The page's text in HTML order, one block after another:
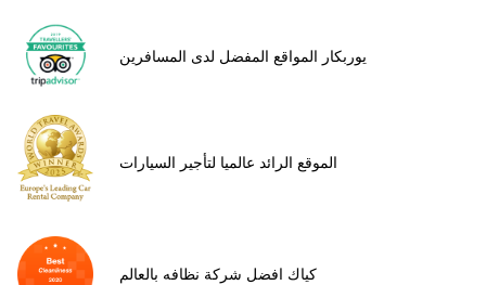
يوربكار المواقع المفضل لدى المسافرين
الموقع الرائد عالميا لتأجير السيارات
كياك افضل شركة نظافه بالعالم